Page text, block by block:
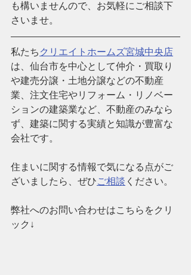
も構いませんので、お気軽にご相談下
さいませ。
私たち クリエイトホームズ宮城中央店
は、仙台市を中心として仲介・買取り
や建売分譲・土地分譲などの不動産
業、注文住宅やリフォーム・リノベー
ションの建築業など、 不動産のみなら
ず、建築に関する実績と知識が豊富な
会社です。
住まいに関する情報で気になる点がご
ざいましたら、ぜひご相談 ください。
弊社へのお問い合わせはこちらをクリ
ック↓